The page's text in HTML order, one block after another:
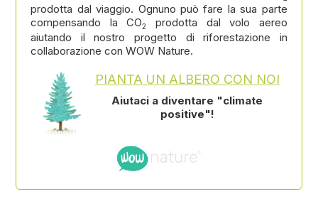
prodotta dal viaggio. Ognuno può fare la sua parte
compensando la CO2
prodotta dal volo aereo
aiutando il nostro progetto di riforestazione in
collaborazione con WOW Nature.
PIANTA UN ALBERO CON NOI
Aiutaci a diventare "climate
positive"!